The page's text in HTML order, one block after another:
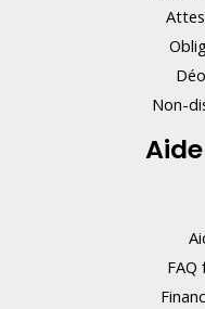
Non-